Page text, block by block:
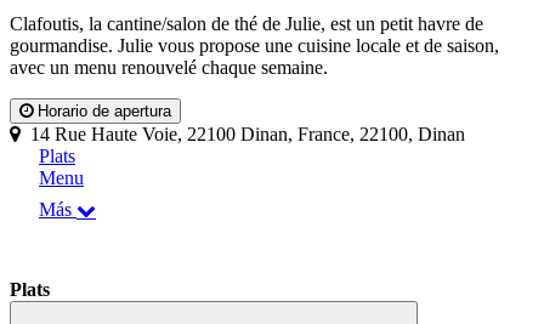
Clafoutis, la cantine/salon de thé de Julie, est un petit havre de
gourmandise. Julie vous propose une cuisine locale et de saison,
avec un menu renouvelé chaque semaine.
Horario de apertura
14 Rue Haute Voie, 22100 Dinan, France, 22100, Dinan
Plats
Menu
Más
Plats